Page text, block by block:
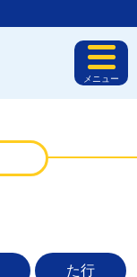
メニュー
た行